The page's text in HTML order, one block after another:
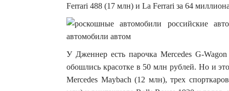
Ferrari 488 (17 млн) и La Ferrari за 64
У Дженнер есть парочка Mercedes G-
обошлись красотке в 50 млн рублей. Но и
Mercedes Maybach (12 млн), трех